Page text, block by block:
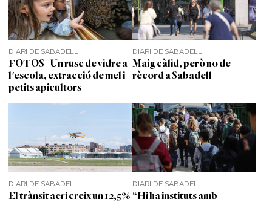
DIARI DE SABADELL
FOTOS | Un rusc de vidre a
l'escola, extracció de mel i
petits apicultors
DIARI DE SABADELL
Maig càlid, però no de
rècord a Sabadell
DIARI DE SABADELL
El trànsit aeri creix un 12,5%
DIARI DE SABADELL
“Hi ha instituts amb